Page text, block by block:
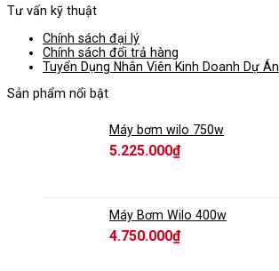
Tư vấn kỹ thuật
Chính sách đại lý
Chính sách đổi trả hàng
Tuyển Dụng Nhân Viên Kinh Doanh Dự Án
Sản phẩm nổi bật
Máy bơm wilo 750w
5.225.000₫
Máy Bơm Wilo 400w
4.750.000₫